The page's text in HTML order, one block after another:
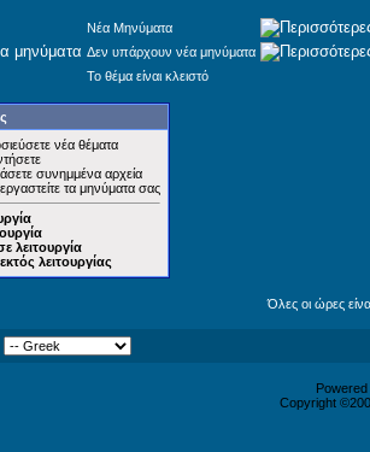
Νέα Μηνύματα
Δεν υπάρχουν νέα μηνύματα
Το θέμα είναι κλειστό
νέα θέματα
συνημμένα αρχεία
τα μηνύματα σας
λειτουργία
εκτός λειτουργίας
Όλες οι ώρες
Copyright